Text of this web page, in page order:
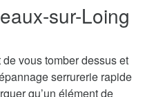
sur-Loing
vous tomber dessus et
serrurerie rapide
qu’un élément de